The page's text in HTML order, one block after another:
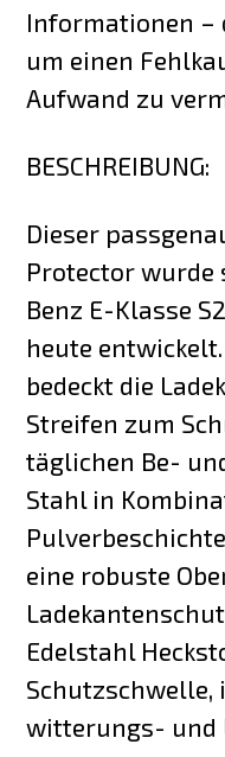
Informationen –
um einen
Aufwand zu
BESCHREIBUNG:
Dieser
Protector wurde
Benz E-Klasse
heute
bedeckt die
Streifen zum
täglichen Be-
Stahl in
eine robuste
Edelstahl
Schutzschwelle,
witterungs- und